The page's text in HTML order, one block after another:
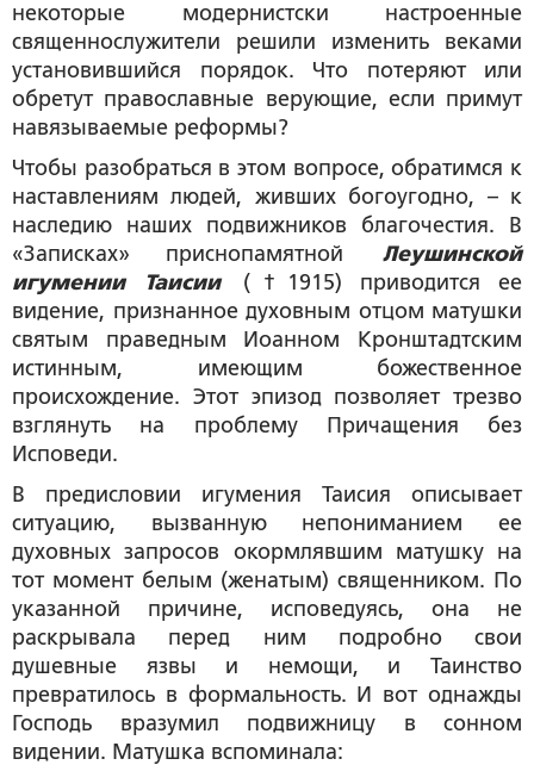
некоторые модернистски настроенные
священнослужители решили изменить веками
установившийся порядок. Что потеряют или
обретут православные верующие, если примут
навязываемые реформы?
Чтобы разобраться в этом вопросе, обратимся к
наставлениям людей, живших богоугодно, – к
наследию наших подвижников благочестия. В
«Записках» приснопамятной Леушинской
игумении Таисии(†1915) приводится ее
видение, признанное духовным отцом матушки
святым праведным Иоанном Кронштадтским
истинным, имеющим божественное
происхождение. Этот эпизод позволяет трезво
взглянуть на проблему Причащения без
Исповеди.
В предисловии игумения Таисия описывает
ситуацию, вызванную непониманием ее
духовных запросов окормлявшим матушку на
тот момент белым (женатым) священником. По
указанной причине, исповедуясь, она не
раскрывала перед ним подробно свои
душевные язвы и немощи, и Таинство
превратилось в формальность. И вот однажды
Господь вразумил подвижницу в сонном
видении. Матушка вспоминала: